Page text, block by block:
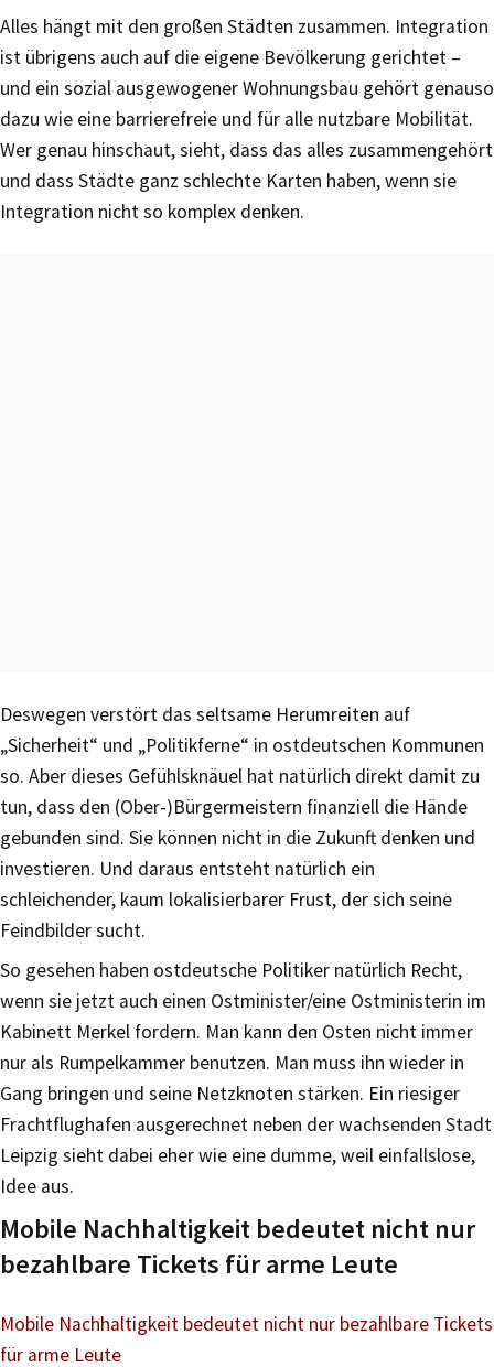
Alles hängt mit den großen Städten zusammen. Integration
ist übrigens auch auf die eigene Bevölkerung gerichtet –
und ein sozial ausgewogener Wohnungsbau gehört genauso
dazu wie eine barrierefreie und für alle nutzbare Mobilität.
Wer genau hinschaut, sieht, dass das alles zusammengehört
und dass Städte ganz schlechte Karten haben, wenn sie
Integration nicht so komplex denken.
Deswegen verstört das seltsame Herumreiten auf
„Sicherheit“ und „Politikferne“ in ostdeutschen Kommunen
so. Aber dieses Gefühlsknäuel hat natürlich direkt damit zu
tun, dass den (Ober-)Bürgermeistern finanziell die Hände
gebunden sind. Sie können nicht in die Zukunft denken und
investieren. Und daraus entsteht natürlich ein
schleichender, kaum lokalisierbarer Frust, der sich seine
Feindbilder sucht.
So gesehen haben ostdeutsche Politiker natürlich Recht,
wenn sie jetzt auch einen Ostminister/eine Ostministerin im
Kabinett Merkel fordern. Man kann den Osten nicht immer
nur als Rumpelkammer benutzen. Man muss ihn wieder in
Gang bringen und seine Netzknoten stärken. Ein riesiger
Frachtflughafen ausgerechnet neben der wachsenden Stadt
Leipzig sieht dabei eher wie eine dumme, weil einfallslose,
Idee aus.
Mobile Nachhaltigkeit bedeutet nicht nur
bezahlbare Tickets für arme Leute
Mobile Nachhaltigkeit bedeutet nicht nur bezahlbare Tickets
für arme Leute